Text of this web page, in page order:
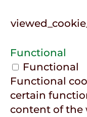
Functional
Functional
Functional
certain
content of the